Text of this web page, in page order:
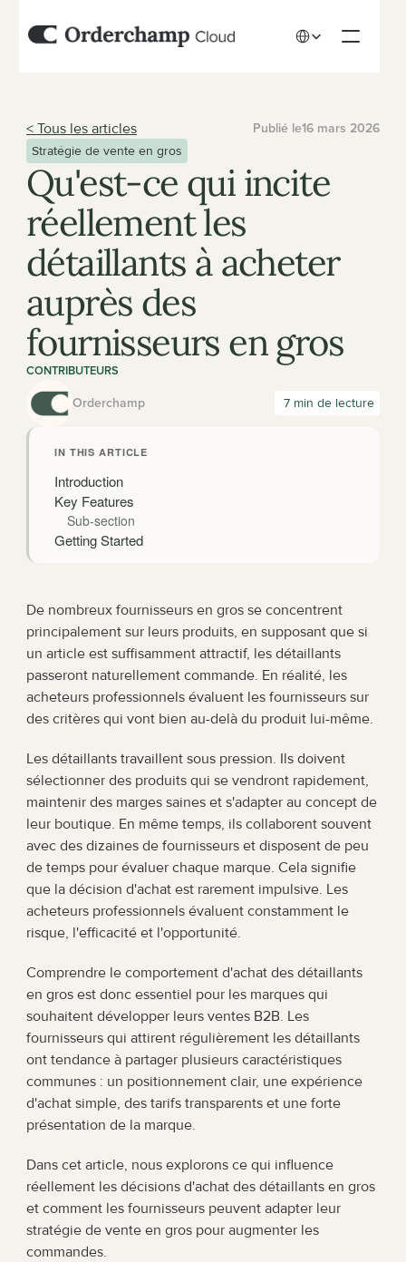
< Tous les articles Publié le16 mars 2026
Stratégie de vente en gros
Qu'est-ce qui incite
réellement les
détaillants à acheter
auprès des
fournisseurs en gros
CONTRIBUTEURS
Orderchamp 7 min de lecture
IN THIS ARTICLE
Introduction
Key Features
Sub-section
Getting Started
De nombreux fournisseurs en gros se concentrent
principalement sur leurs produits, en supposant que si
un article est suffisamment attractif, les détaillants
passeront naturellement commande. En réalité, les
acheteurs professionnels évaluent les fournisseurs sur
des critères qui vont bien au-delà du produit lui-même.
Les détaillants travaillent sous pression. Ils doivent
sélectionner des produits qui se vendront rapidement,
maintenir des marges saines et s'adapter au concept de
leur boutique. En même temps, ils collaborent souvent
avec des dizaines de fournisseurs et disposent de peu
de temps pour évaluer chaque marque. Cela signifie
que la décision d'achat est rarement impulsive. Les
acheteurs professionnels évaluent constamment le
risque, l'efficacité et l'opportunité.
Comprendre le comportement d'achat des détaillants
en gros est donc essentiel pour les marques qui
souhaitent développer leurs ventes B2B. Les
fournisseurs qui attirent régulièrement les détaillants
ont tendance à partager plusieurs caractéristiques
communes : un positionnement clair, une expérience
d'achat simple, des tarifs transparents et une forte
présentation de la marque.
Dans cet article, nous explorons ce qui influence
réellement les décisions d'achat des détaillants en gros
et comment les fournisseurs peuvent adapter leur
stratégie de vente en gros pour augmenter les
commandes.